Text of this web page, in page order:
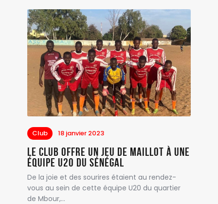
Club 18 janvier 2023
Le club offre un jeu de maillot à une
équipe U20 du Sénégal
De la joie et des sourires étaient au rendez-
vous au sein de cette équipe U20 du quartier
de Mbour,…